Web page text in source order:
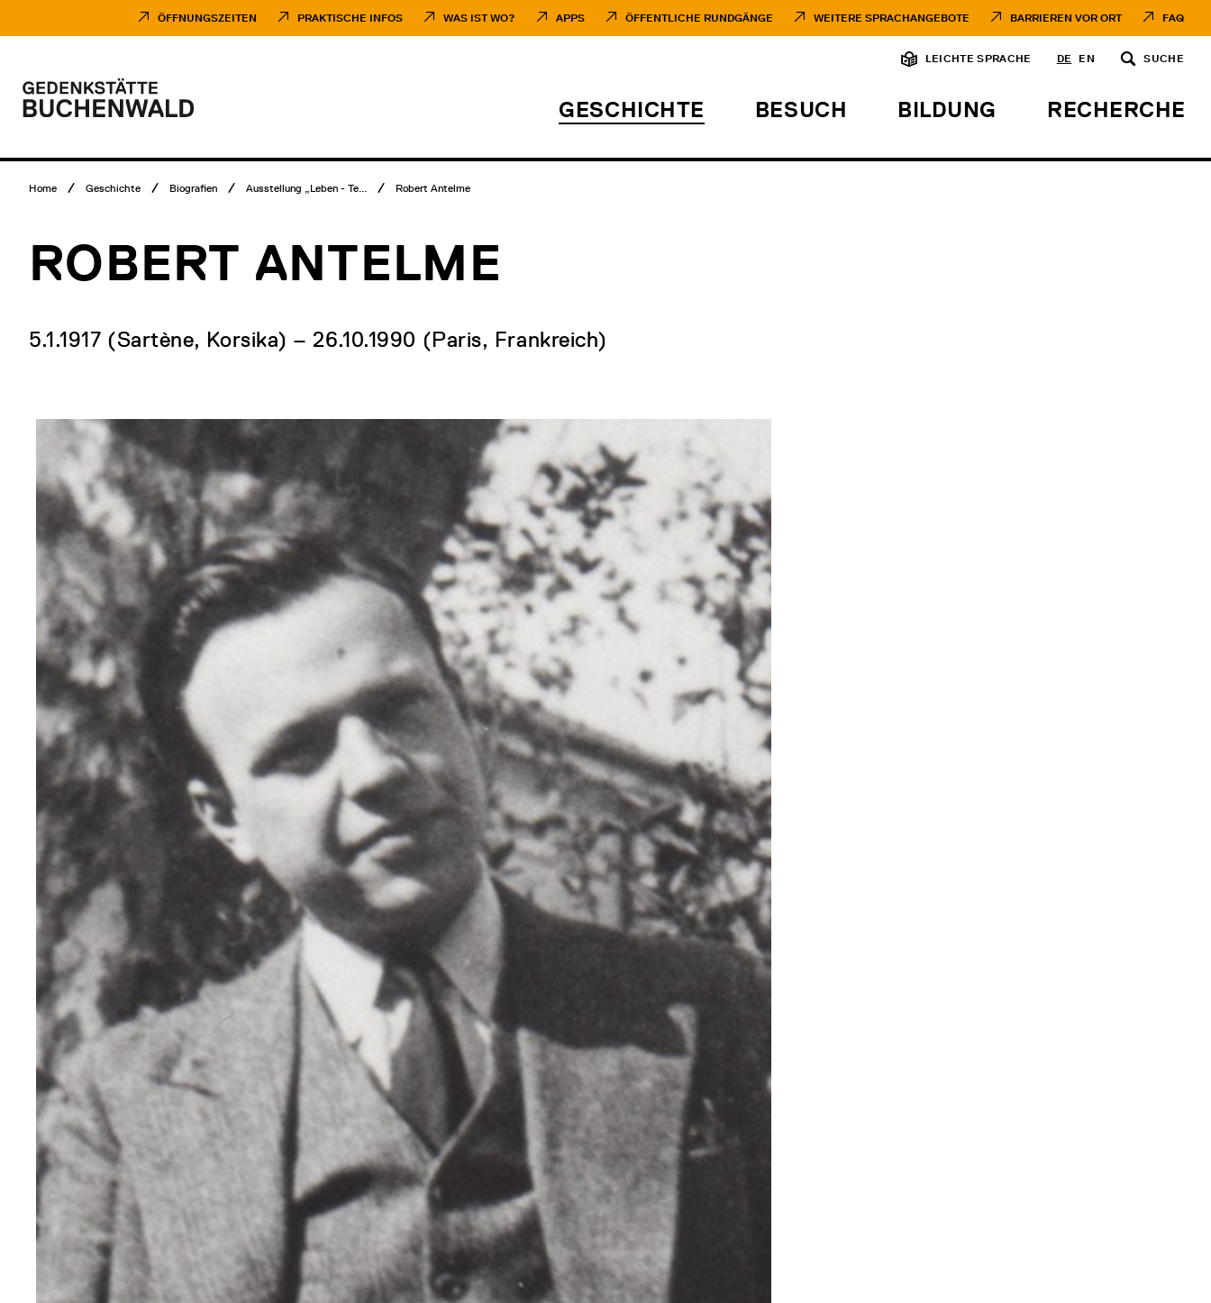
Inhalt
ÖFFNUNGSZEITEN PRAKTISCHE INFOS WAS IST WO? APPS ÖFFENTLICHE RUNDGÄNGE WEITERE SPRACHANGEBOTE BARRIEREN VOR ORT FAQ
Hauptmenü
LEICHTE SPRACHE DE EN SUCHE
Logo
Gedenkstätte
GESCHICHTE BESUCH BILDUNG RECHERCHE
Breadcrumb
Home Geschichte Biografien Ausstellung „Leben - Te... Robert Antelme
ROBERT ANTELME
5.1.1917 (Sartène, Korsika) – 26.10.1990 (Paris, Frankreich)